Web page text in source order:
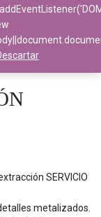
SERVICIO
metalizados.